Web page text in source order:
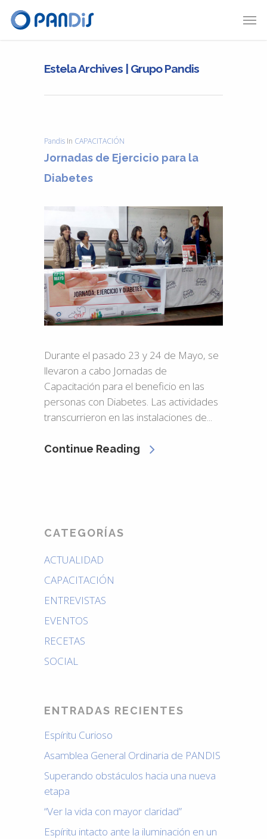
Estela Archives | Grupo Pandis
Pandis In CAPACITACIÓN
Jornadas de Ejercicio para la
Diabetes
Durante el pasado 23 y 24 de Mayo, se
llevaron a cabo Jornadas de
Capacitación para el beneficio en las
personas con Diabetes. Las actividades
transcurrieron en las instalaciones de...
Continue Reading
CATEGORÍAS
ACTUALIDAD
CAPACITACIÓN
ENTREVISTAS
EVENTOS
RECETAS
SOCIAL
ENTRADAS RECIENTES
Espíritu Curioso
Asamblea General Ordinaria de PANDIS
Superando obstáculos hacia una nueva
etapa
“Ver la vida con mayor claridad”
Espíritu intacto ante la iluminación en un